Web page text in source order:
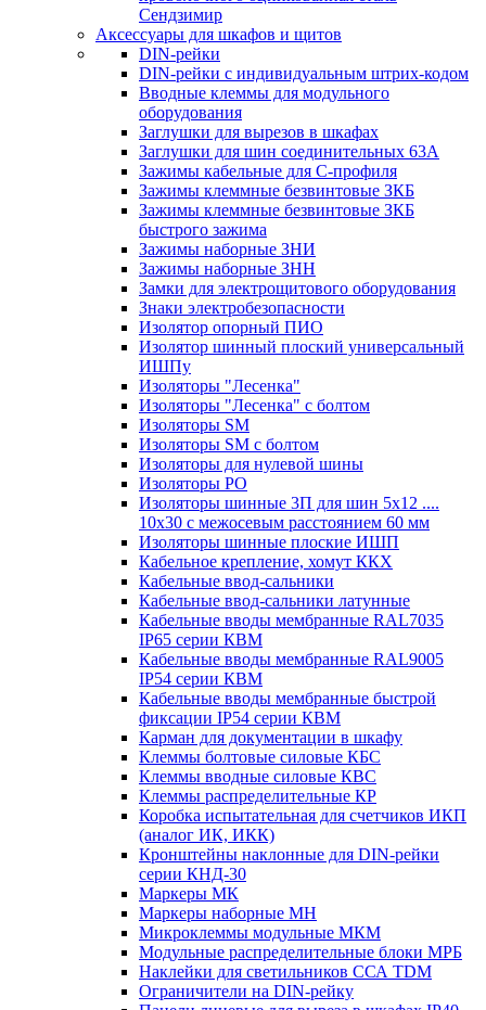
Сендзимир
Аксессуары для шкафов и щитов
DIN-рейки
DIN-рейки с индивидуальным штрих-кодом
Вводные клеммы для модульного
оборудования
Заглушки для вырезов в шкафах
Заглушки для шин соединительных 63А
Зажимы кабельные для С-профиля
Зажимы клеммные безвинтовые ЗКБ
Зажимы клеммные безвинтовые ЗКБ
быстрого зажима
Зажимы наборные ЗНИ
Зажимы наборные ЗНН
Замки для электрощитового оборудования
Знаки электробезопасности
Изолятор опорный ПИО
Изолятор шинный плоский универсальный
ИШПу
Изоляторы "Лесенка"
Изоляторы "Лесенка" с болтом
Изоляторы SM
Изоляторы SM c болтом
Изоляторы для нулевой шины
Изоляторы РО
Изоляторы шинные 3П для шин 5х12 ....
10х30 с межосевым расстоянием 60 мм
Изоляторы шинные плоские ИШП
Кабельное крепление, хомут ККХ
Кабельные ввод-сальники
Кабельные ввод-сальники латунные
Кабельные вводы мембранные RAL7035
IP65 серии КВМ
Кабельные вводы мембранные RAL9005
IP54 серии КВМ
Кабельные вводы мембранные быстрой
фиксации IP54 серии КВМ
Карман для документации в шкафу
Клеммы болтовые силовые КБС
Клеммы вводные силовые КВС
Клеммы распределительные КР
Коробка испытательная для счетчиков ИКП
(аналог ИК, ИКК)
Кронштейны наклонные для DIN-рейки
серии КНД-30
Маркеры МК
Маркеры наборные МН
Микроклеммы модульные МКМ
Модульные распределительные блоки МРБ
Наклейки для светильников ССА TDM
Ограничители на DIN-рейку